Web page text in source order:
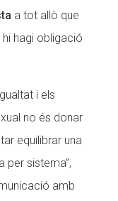
a tot allò que
hagi obligació
i els
no és donar
equilibrar una
per sistema”,
amb